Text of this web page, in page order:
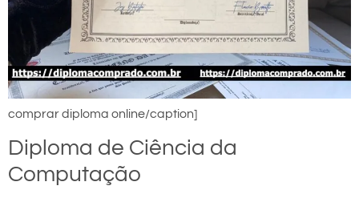
comprar diploma online/caption]
Diploma de Ciência da
Computação